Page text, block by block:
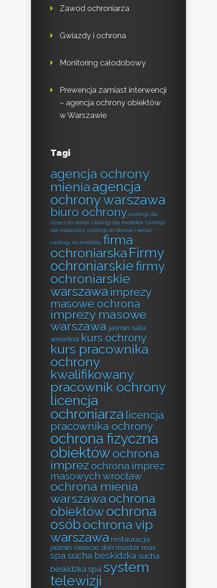
Zawód ochroniarza
Gwiazdy i ochrona
Monitoring całodobowy
Prewencja zamiast interwencji
– agencja ochrony obiektów
w Warszawie
Tagi
agencja ochrony
mieniaagencja
ochrony warszawa
biuro ochrony castingi dla
dzieci do seriali castingi dla modelek castingi
dla młodzieży castingi do filmów i seriali
castingi na modelkę firma
ochroniarska Firmy
ochroniarskiefirmy
ochroniarskie
warszawa imprezy
masowe ochrona
imprezy masowe
warszawa jaśmin sala
weselna kurs ochrony
kurs pracownika
ochrony
kwalifikowany
pracownik ochrony
licencja
ochroniarza licencja
pracownika ochrony
ochrona fizyczna
obiektówochrona
imprez ochrona imprez
masowych wrocław
ochrona mienia
warszawa ochrona
obiektów ochrona
osóbochrona vip
warszawa restauracja
jaśmin świecie skin master max
spa sucha beskidzka sucha
beskidzka spa system
telewizji